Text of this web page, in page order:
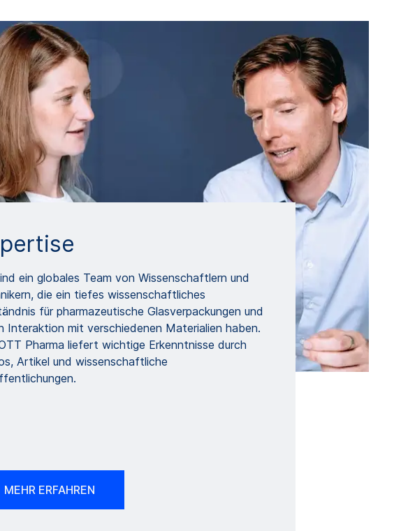
ein globales Team von Wissenschaftlern und
die ein tiefes wissenschaftliches
für pharmazeutische Glasverpackungen und
Interaktion mit verschiedenen Materialien haben.
Pharma liefert wichtige Erkenntnisse durch
Artikel und wissenschaftliche
MEHR ERFAHREN